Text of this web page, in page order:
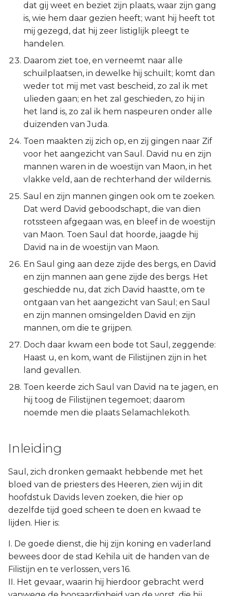
dat gij weet en beziet zijn plaats, waar zijn gang
is, wie hem daar gezien heeft; want hij heeft tot
mij gezegd, dat hij zeer listiglijk pleegt te
handelen.
Daarom ziet toe, en verneemt naar alle
schuilplaatsen, in dewelke hij schuilt; komt dan
weder tot mij met vast bescheid, zo zal ik met
ulieden gaan; en het zal geschieden, zo hij in
het land is, zo zal ik hem naspeuren onder alle
duizenden van Juda.
Toen maakten zij zich op, en zij gingen naar Zif
voor het aangezicht van Saul. David nu en zijn
mannen waren in de woestijn van Maon, in het
vlakke veld, aan de rechterhand der wildernis.
Saul en zijn mannen gingen ook om te zoeken.
Dat werd David geboodschapt, die van dien
rotssteen afgegaan was, en bleef in de woestijn
van Maon. Toen Saul dat hoorde, jaagde hij
David na in de woestijn van Maon.
En Saul ging aan deze zijde des bergs, en David
en zijn mannen aan gene zijde des bergs. Het
geschiedde nu, dat zich David haastte, om te
ontgaan van het aangezicht van Saul; en Saul
en zijn mannen omsingelden David en zijn
mannen, om die te grijpen.
Doch daar kwam een bode tot Saul, zeggende:
Haast u, en kom, want de Filistijnen zijn in het
land gevallen.
Toen keerde zich Saul van David na te jagen, en
hij toog de Filistijnen tegemoet; daarom
noemde men die plaats Selamachlekoth.
Inleiding
Saul, zich dronken gemaakt hebbende met het
bloed van de priesters des Heeren, zien wij in dit
hoofdstuk Davids leven zoeken, die hier op
dezelfde tijd goed scheen te doen en kwaad te
lijden. Hier is:
I. De goede dienst, die hij zijn koning en vaderland
bewees door de stad Kehila uit de handen van de
Filistijn en te verlossen, vers 16.
II. Het gevaar, waarin hij hierdoor gebracht werd